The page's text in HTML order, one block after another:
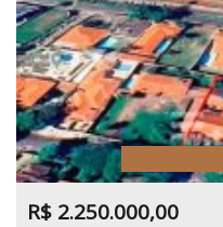
R$ 2.250.000,00